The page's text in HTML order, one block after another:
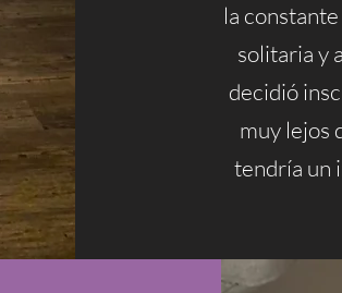
la
solitaria y
decidió
muy lejos
tendría un